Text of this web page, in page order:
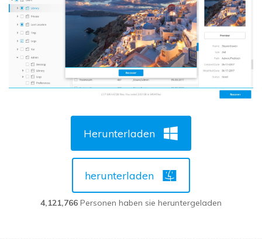
Herunterladen
herunterladen
4,121,766 Personen haben sie heruntergeladen